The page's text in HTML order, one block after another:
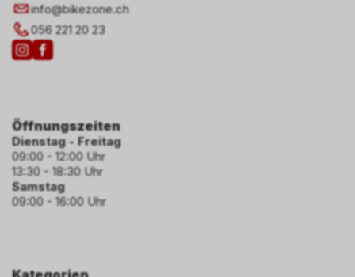
info@bikezone.ch
056 221 20 23
Öffnungszeiten
Dienstag - Freitag
09:00 - 12:00 Uhr
13:30 - 18:30 Uhr
Samstag
09:00 - 16:00 Uhr